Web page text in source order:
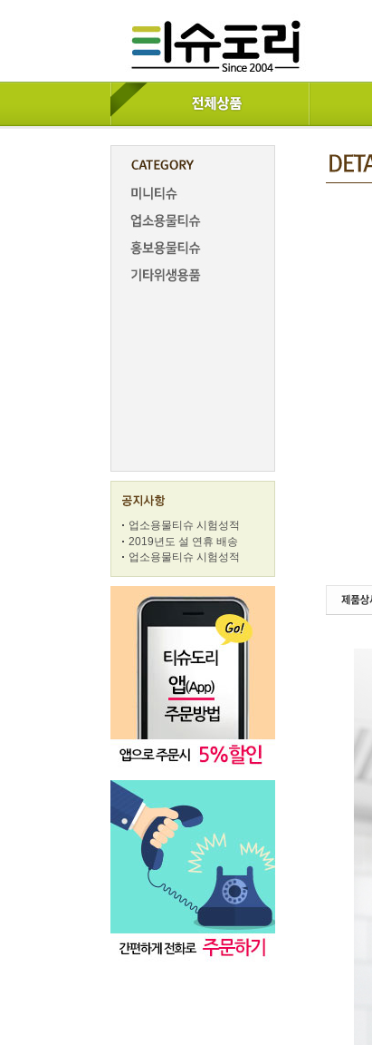
업소용물티슈 시험성적
2019년도 설 연휴 배송
업소용물티슈 시험성적